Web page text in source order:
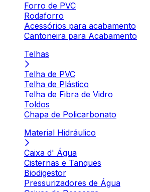
Forro de PVC
Rodaforro
Acessórios para acabamento
Cantoneira para Acabamento
Telhas
Telha de PVC
Telha de Plástico
Telha de Fibra de Vidro
Toldos
Chapa de Policarbonato
Material Hidráulico
Caixa d' Água
Cisternas e Tanques
Biodigestor
Pressurizadores de Água